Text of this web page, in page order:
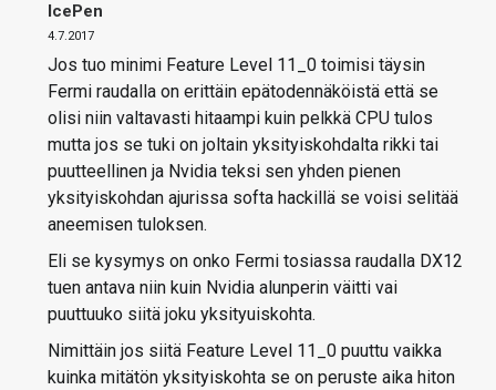
IcePen
4.7.2017
Jos tuo minimi Feature Level 11_0 toimisi täysin
Fermi raudalla on erittäin epätodennäköistä että se
olisi niin valtavasti hitaampi kuin pelkkä CPU tulos
mutta jos se tuki on joltain yksityiskohdalta rikki tai
puutteellinen ja Nvidia teksi sen yhden pienen
yksityiskohdan ajurissa softa hackillä se voisi selitää
aneemisen tuloksen.
Eli se kysymys on onko Fermi tosiassa raudalla DX12
tuen antava niin kuin Nvidia alunperin väitti vai
puuttuuko siitä joku yksityuiskohta.
Nimittäin jos siitä Feature Level 11_0 puuttu vaikka
kuinka mitätön yksityiskohta se on peruste aika hiton